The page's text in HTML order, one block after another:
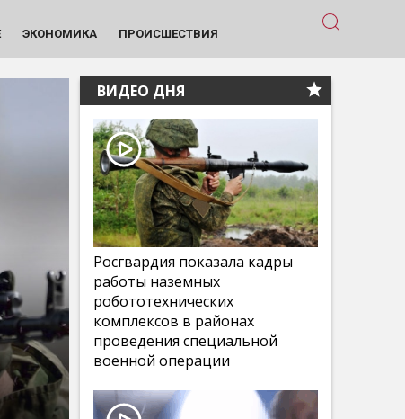
ЭКОНОМИКА ПРОИСШЕСТВИЯ
ВИДЕО ДНЯ
Росгвардия показала кадры
работы наземных
робототехнических
комплексов в районах
проведения специальной
военной операции